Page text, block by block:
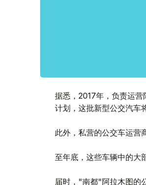
据悉，2017年，负责运
计划，这批新型公交汽车
此外，私营的公交车运营
至年底，这些车辆中的大
届时，"南都"阿拉木图的